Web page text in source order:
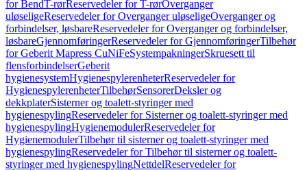
for BendT-rørReservedeler for T-rørOverganger
uløseligeReservedeler for Overganger uløseligeOverganger og
forbindelser, løsbareReservedeler for Overganger og forbindelser,
løsbareGjennomføringerReservedeler for GjennomføringerTilbehør
for Geberit Mapress CuNiFeSystempakningerSkruesett til
flensforbindelserGeberit
hygienesystemHygienespylerenheterReservedeler for
HygienespylerenheterTilbehørSensorerDeksler og
dekkplaterSisterner og toalett-styringer med
hygienespylingReservedeler for Sisterner og toalett-styringer med
hygienespylingHygienemodulerReservedeler for
HygienemodulerTilbehør til sisterner og toalett-styringer med
hygienespylingReservedeler for Tilbehør til sisterner og toalett-
styringer med hygienespylingNettdelReservedeler for